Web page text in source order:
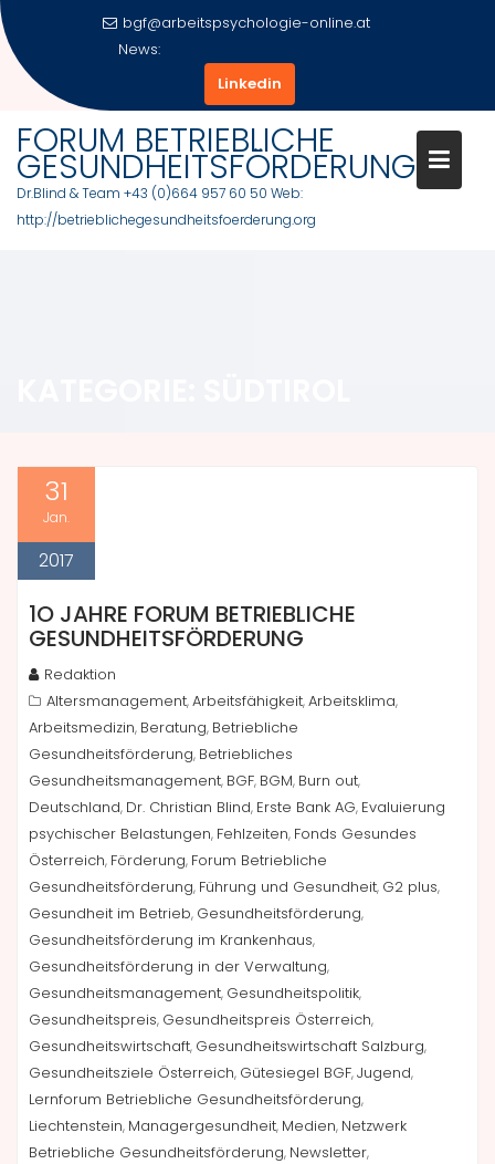
Skip
to
content
bgf@arbeitspsychologie-online.at
News:
Linkedin
FORUM BETRIEBLICHE
GESUNDHEITSFÖRDERUNG
Dr.Blind & Team +43 (0)664 957 60 50 Web:
http://betrieblichegesundheitsfoerderung.org
31
Jan.
2017
1O JAHRE FORUM BETRIEBLICHE
GESUNDHEITSFÖRDERUNG
Redaktion
Altersmanagement,Arbeitsfähigkeit,Arbeitsklima,
Arbeitsmedizin, Beratung, Betriebliche
Gesundheitsförderung, Betriebliches
Gesundheitsmanagement, BGF, BGM, Burn out,
Deutschland, Dr. Christian Blind, Erste Bank AG, Evaluierung
psychischer Belastungen, Fehlzeiten, Fonds Gesundes
Österreich, Förderung, Forum Betriebliche
Gesundheitsförderung, Führung und Gesundheit, G2 plus,
Gesundheit im Betrieb, Gesundheitsförderung,
Gesundheitsförderung im Krankenhaus,
Gesundheitsförderung in der Verwaltung,
Gesundheitsmanagement, Gesundheitspolitik,
Gesundheitspreis, Gesundheitspreis Österreich,
Gesundheitswirtschaft, Gesundheitswirtschaft Salzburg,
Gesundheitsziele Österreich, Gütesiegel BGF,Jugend,
Lernforum Betriebliche Gesundheitsförderung,
Liechtenstein, Managergesundheit, Medien, Netzwerk
Betriebliche Gesundheitsförderung, Newsletter,